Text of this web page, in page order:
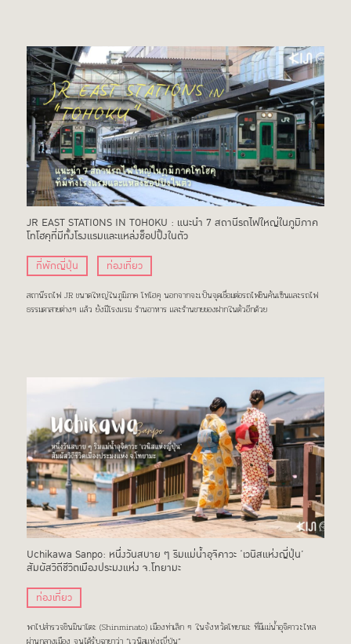
JR EAST STATIONS IN TOHOKU : แนะนำ 7 สถานีรถไฟใหญ่ในภูมิภาค
โทโฮคุที่มีทั้งโรงแรมและแหล่งช็อปปิ้งในตัว
ที่พักญี่ปุ่น
ท่องเที่ยว
สถานีรถไฟ JR ขนาดใหญ่ในภูมิภาค โทโฮคุ นอกจากจะเป็นจุดเชื่อมต่อรถไฟชินคันเซ็นและรถไฟ
ธรรมดาสายต่างๆ แล้ว ยังมีโรงแรม ร้านอาหาร และร้านขายของฝากในตัวอีกด้วย
Uchikawa Sanpo: หนึ่งวันสบาย ๆ ริมแม่น้ำอุจิคาวะ ‘เวนิสแห่งญี่ปุ่น’
สัมผัสวิถีชีวิตเมืองประมงแห่ง จ.โทยามะ
ท่องเที่ยว
พาไปสำรวจชินมินาโตะ (Shinminato) เมืองท่าเล็ก ๆ ในจังหวัดโทยามะ ที่มีแม่น้ำอุจิคาวะไหล
ผ่านกลางเมือง จนได้รับฉายาว่า “เวนิสแห่งญี่ปุ่น”